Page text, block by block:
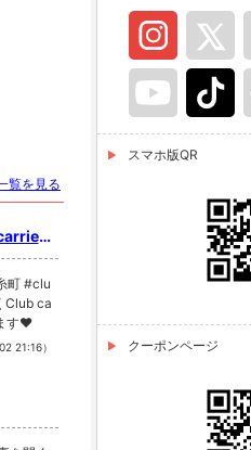
覧を見る
す❤
21:16）
スマホ版QR
クーポンページ